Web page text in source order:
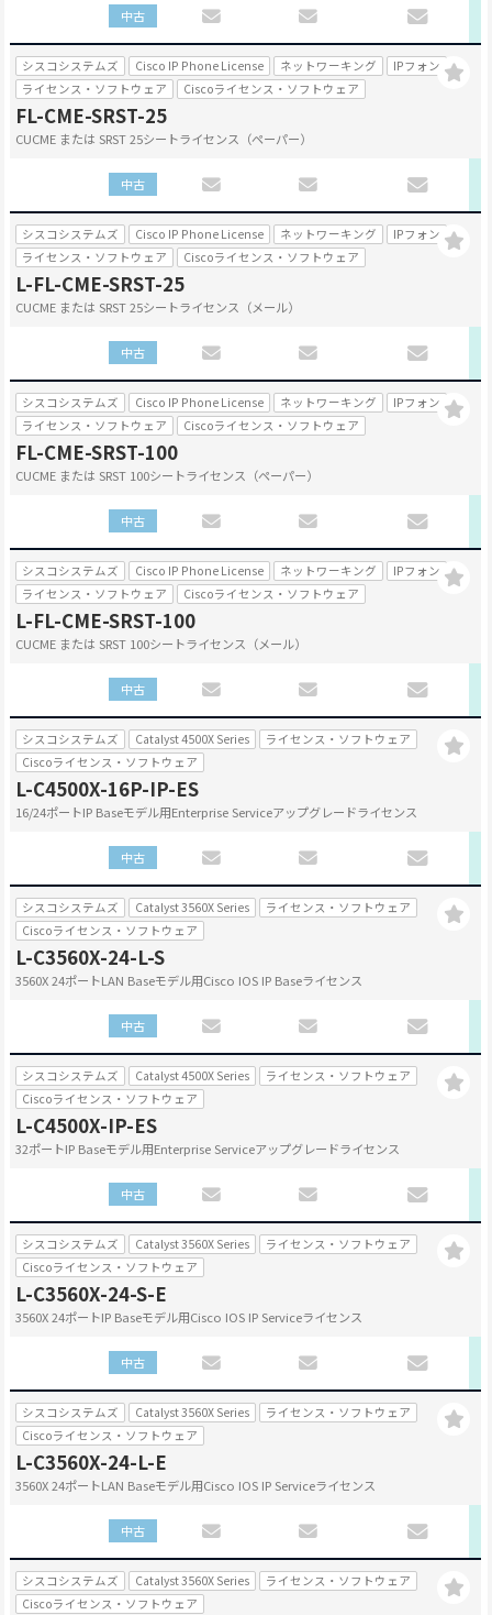
中古
シスコシステムズ Cisco IP Phone License ネットワーキング
IPフォン
ライセンス・ソフトウェア
Ciscoライセンス・ソフトウェア
FL-CME-SRST-25
CUCME または SRST 25シートライセンス（ペーパー）
中古
シスコシステムズ Cisco IP Phone License ネットワーキング
IPフォン
ライセンス・ソフトウェア
Ciscoライセンス・ソフトウェア
L-FL-CME-SRST-25
CUCME または SRST 25シートライセンス（メール）
中古
シスコシステムズ Cisco IP Phone License ネットワーキング
IPフォン
ライセンス・ソフトウェア
Ciscoライセンス・ソフトウェア
FL-CME-SRST-100
CUCME または SRST 100シートライセンス（ペーパー）
中古
シスコシステムズ Cisco IP Phone License ネットワーキング
IPフォン
ライセンス・ソフトウェア
Ciscoライセンス・ソフトウェア
L-FL-CME-SRST-100
CUCME または SRST 100シートライセンス（メール）
中古
シスコシステムズ Catalyst 4500X Series
ライセンス・ソフトウェア
Ciscoライセンス・ソフトウェア
L-C4500X-16P-IP-ES
16/24ポートIP Baseモデル用Enterprise Serviceアップグレードライセンス
中古
シスコシステムズ Catalyst 3560X Series
ライセンス・ソフトウェア
Ciscoライセンス・ソフトウェア
L-C3560X-24-L-S
3560X 24ポートLAN Baseモデル用Cisco IOS IP Baseライセンス
中古
シスコシステムズ Catalyst 4500X Series
ライセンス・ソフトウェア
Ciscoライセンス・ソフトウェア
L-C4500X-IP-ES
32ポートIP Baseモデル用Enterprise Serviceアップグレードライセンス
中古
シスコシステムズ Catalyst 3560X Series
ライセンス・ソフトウェア
Ciscoライセンス・ソフトウェア
L-C3560X-24-S-E
3560X 24ポートIP Baseモデル用Cisco IOS IP Serviceライセンス
中古
シスコシステムズ Catalyst 3560X Series
ライセンス・ソフトウェア
Ciscoライセンス・ソフトウェア
L-C3560X-24-L-E
3560X 24ポートLAN Baseモデル用Cisco IOS IP Serviceライセンス
中古
シスコシステムズ Catalyst 3560X Series
ライセンス・ソフトウェア
Ciscoライセンス・ソフトウェア